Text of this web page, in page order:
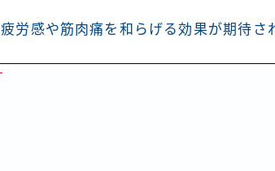
労感や筋肉痛を和らげる効果が期待さ